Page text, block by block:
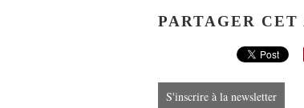
PARTAGER
S'inscrire à la newsletter